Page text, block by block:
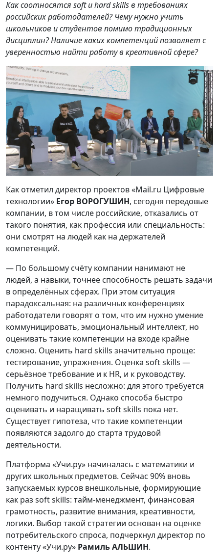
Как соотносятся soft и hard skills в требованиях
российских работодателей? Чему нужно учить
школьников и студентов помимо традиционных
дисциплин? Наличие каких компетенций позволяет с
уверенностью найти работу в креативной сфере?
Как отметил директор проектов «Mail.ru Цифровые
технологии» Егор ВОРОГУШИН, сегодня передовые
компании, в том числе российские, отказались от
такого понятия, как профессия или специальность:
они смотрят на людей как на держателей
компетенций.
— По большому счёту компании нанимают не
людей, а навыки, точнее способность решать задачи
в определённых сферах. При этом ситуация
парадоксальная: на различных конференциях
работодатели говорят о том, что им нужно умение
коммуницировать, эмоциональный интеллект, но
оценивать такие компетенции на входе крайне
сложно. Оценить hard skills значительно проще:
тестирование, упражнения. Оценка soft skills —
серьёзное требование и к HR, и к руководству.
Получить hard skills несложно: для этого требуется
немного подучиться. Однако способа быстро
оценивать и наращивать soft skills пока нет.
Существует гипотеза, что такие компетенции
появляются задолго до старта трудовой
деятельности.
Платформа «Учи.ру» начиналась с математики и
других школьных предметов. Сейчас 90% вновь
запускаемых курсов внешкольные, формирующие
как раз soft skills: тайм-менеджмент, финансовая
грамотность, развитие внимания, креативности,
логики. Выбор такой стратегии основан на оценке
потребительского спроса, подчеркнул директор по
контенту «Учи.ру» Рамиль АЛЬШИН.